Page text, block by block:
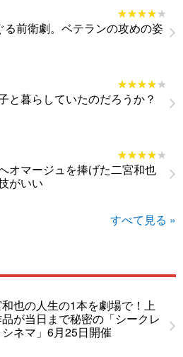
★★★★★
★★★★★
る前衛劇。ベテランの攻めの姿
★★★★★
★★★★★
と暮らしていたのだろうか？
★★★★★
★★★★★
オマージュを捧げた二宮和也
がいい
すべて見る »
和也の人生の1本を劇場で！上
が当日まで秘密の「シークレ
シネマ」6月25日開催